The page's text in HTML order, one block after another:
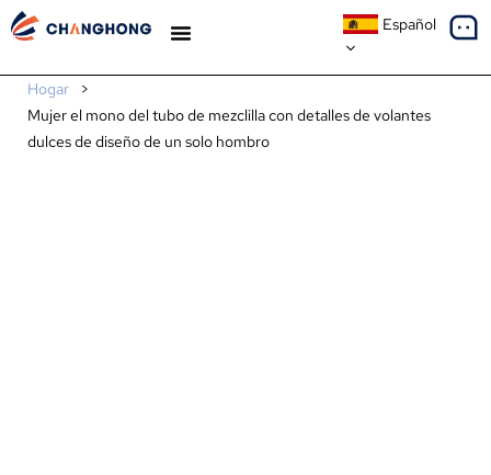
Español
Hogar
>
Mujer el mono del tubo de mezclilla con detalles de volantes
dulces de diseño de un solo hombro